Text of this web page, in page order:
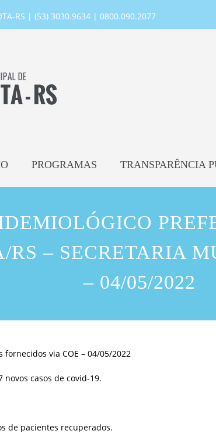
RS | (53) 3030.9634 | 0800.090.2077
PROGRAMAS TRANSPARÊNCIA
RS – SECRETARIA
– 04/05/2022
via COE – 04/05/2022
casos de covid-19.
de pacientes recuperados.